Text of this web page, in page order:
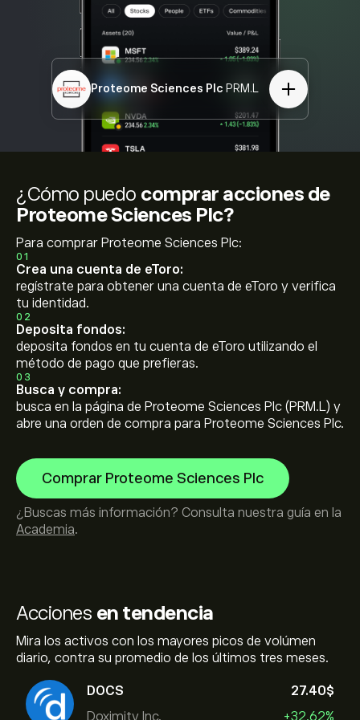
Proteome Sciences Plc PRM.L
Acciones en tendencia
Mira los activos con los mayores picos de volúmen
diario, contra su promedio de los últimos tres meses.
DOCS
Doximity Inc.
27.40‎$‎
+32.62%
¿Cómo puedo comprar acciones de
Proteome Sciences Plc?
Para comprar Proteome Sciences Plc:
01
Crea una cuenta de eToro:
regístrate para obtener una cuenta de eToro y verifica
tu identidad.
02
Deposita fondos:
deposita fondos en tu cuenta de eToro utilizando el
método de pago que prefieras.
03
Busca y compra:
busca en la página de Proteome Sciences Plc (PRM.L) y
abre una orden de compra para Proteome Sciences Plc.
Comprar Proteome Sciences Plc
¿Buscas más información? Consulta nuestra guía en la
Academia.